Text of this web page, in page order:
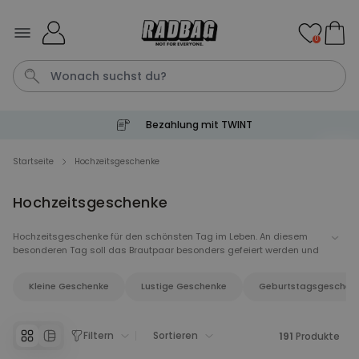
Personalisierbar
Spritz Glas mit Name
über 19.400
24,99 CHF
Personalisierbar
über 62.000
0
Bezahlung mit TWINT
Startseite Hochzeitsgeschenke
Hochzeitsgeschenke
Hochzeitsgeschenke für den schönsten Tag im Leben. An diesem
besonderen Tag soll das Brautpaar besonders gefeiert werden und
Hochzeitsgeschenke für jedes Brautpaar. Schenkt Erinnerungen und
Kleine Geschenke Lustige Geschenke
Filtern Sortieren 191 Produkte